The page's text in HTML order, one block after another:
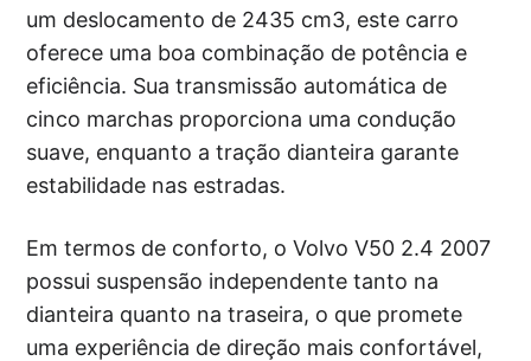
um deslocamento de 2435 cm3, este carro
oferece uma boa combinação de potência e
eficiência. Sua transmissão automática de
cinco marchas proporciona uma condução
suave, enquanto a tração dianteira garante
estabilidade nas estradas.
Em termos de conforto, o Volvo V50 2.4 2007
possui suspensão independente tanto na
dianteira quanto na traseira, o que promete
uma experiência de direção mais confortável,